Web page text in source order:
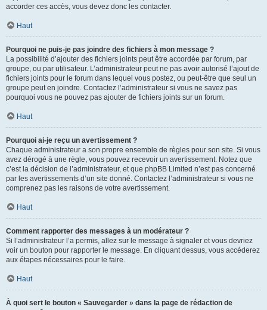
accorder ces accès, vous devez donc les contacter.
Haut
Pourquoi ne puis-je pas joindre des fichiers à mon message ?
La possibilité d’ajouter des fichiers joints peut être accordée par forum, par
groupe, ou par utilisateur. L’administrateur peut ne pas avoir autorisé l’ajout de
fichiers joints pour le forum dans lequel vous postez, ou peut-être que seul un
groupe peut en joindre. Contactez l’administrateur si vous ne savez pas
pourquoi vous ne pouvez pas ajouter de fichiers joints sur un forum.
Haut
Pourquoi ai-je reçu un avertissement ?
Chaque administrateur a son propre ensemble de règles pour son site. Si vous
avez dérogé à une règle, vous pouvez recevoir un avertissement. Notez que
c’est la décision de l’administrateur, et que phpBB Limited n’est pas concerné
par les avertissements d’un site donné. Contactez l’administrateur si vous ne
comprenez pas les raisons de votre avertissement.
Haut
Comment rapporter des messages à un modérateur ?
Si l’administrateur l’a permis, allez sur le message à signaler et vous devriez
voir un bouton pour rapporter le message. En cliquant dessus, vous accéderez
aux étapes nécessaires pour le faire.
Haut
À quoi sert le bouton « Sauvegarder » dans la page de rédaction de